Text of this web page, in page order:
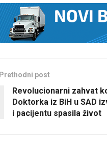
Prethodni post
Revolucionarni zahvat
Doktorka iz BiH u SAD
i pacijentu spasila život